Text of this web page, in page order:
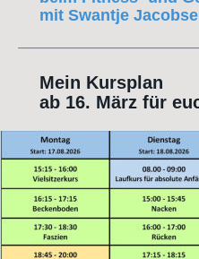
mit Swantje
Mein Kursplan
ab 16. März für